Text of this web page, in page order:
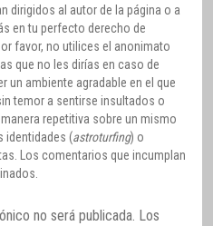
dirigidos al autor de la página o a
en tu perfecto derecho de
favor, no utilices el anonimato
que no les dirías en caso de
un ambiente agradable en el que
temor a sentirse insultados o
repetitiva sobre un mismo
identidades (astroturfing) o
Los comentarios que incumplan
no será publicada. Los